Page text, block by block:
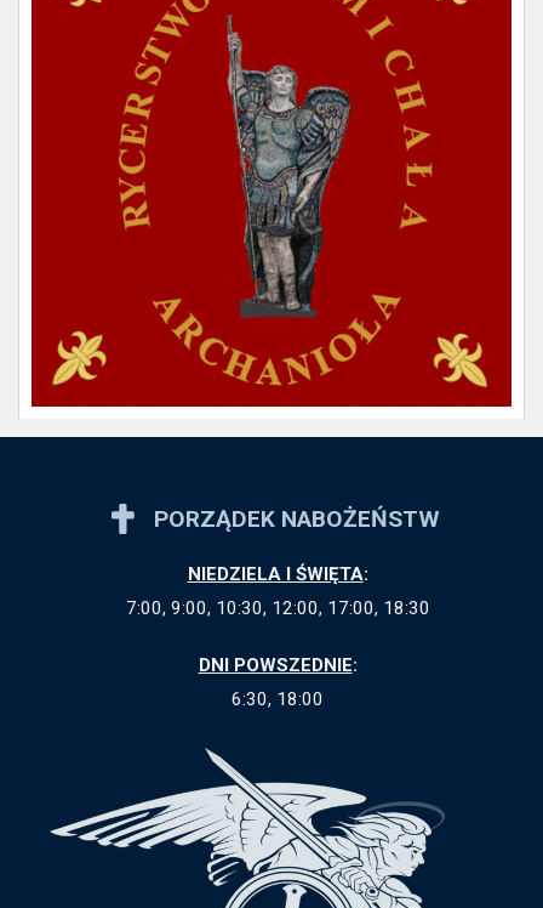
PORZĄDEK NABOŻEŃSTW
NIEDZIELA I ŚWIĘTA:
7:00, 9:00, 10:30, 12:00, 17:00, 18:30
DNI POWSZEDNIE:
6:30, 18:00